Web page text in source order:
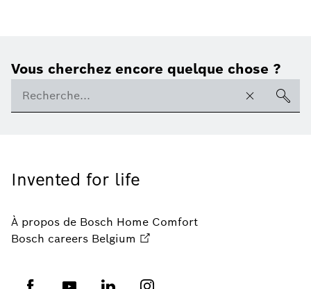
Vous cherchez encore quelque chose ?
Invented for life
À propos de Bosch Home Comfort
Bosch careers Belgium